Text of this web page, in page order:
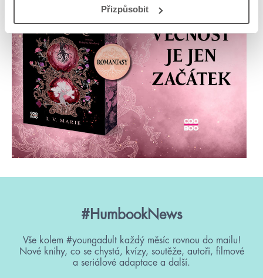
Přizpůsobit
#HumbookNews
Vše kolem #youngadult každý měsíc rovnou do mailu!
Nové knihy, co se chystá, kvízy, soutěže, autoři, filmové
a seriálové adaptace a další.